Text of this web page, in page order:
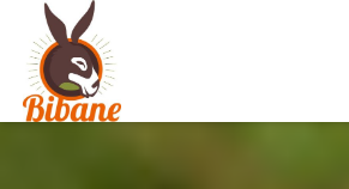
content